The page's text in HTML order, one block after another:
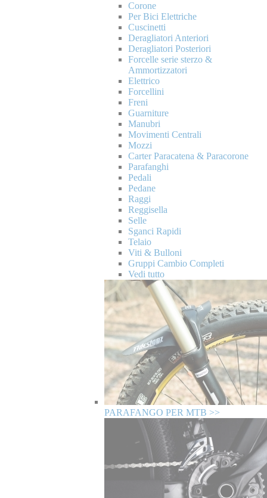
Corone
Per Bici Elettriche
Cuscinetti
Deragliatori Anteriori
Deragliatori Posteriori
Forcelle serie sterzo &
Ammortizzatori
Elettrico
Forcellini
Freni
Guarniture
Manubri
Movimenti Centrali
Mozzi
Carter Paracatena & Paracorone
Parafanghi
Pedali
Pedane
Raggi
Reggisella
Selle
Sganci Rapidi
Telaio
Viti & Bulloni
Gruppi Cambio Completi
Vedi tutto
PARAFANGO PER MTB >>